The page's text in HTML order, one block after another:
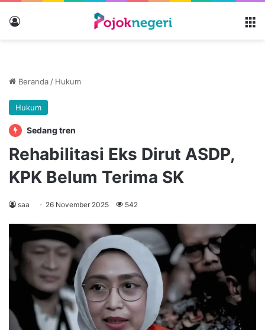
Beranda / Hukum
Hukum
Sedang tren
Rehabilitasi Eks Dirut ASDP,
KPK Belum Terima SK
saa 26 November 2025 542